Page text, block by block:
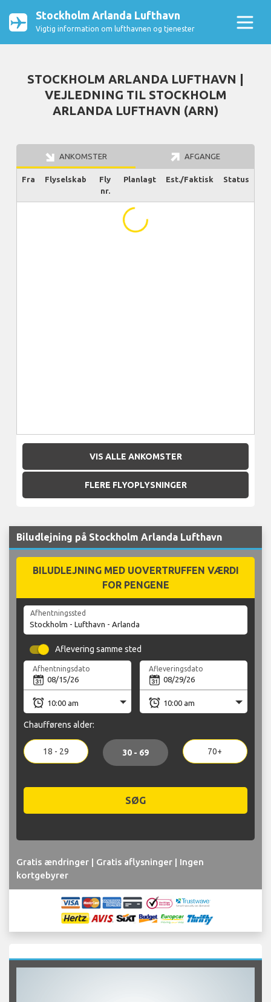
Stockholm Arlanda Lufthavn
Vigtig information om lufthavnen og tjenester
STOCKHOLM ARLANDA LUFTHAVN |
VEJLEDNING TIL STOCKHOLM
ARLANDA LUFTHAVN (ARN)
ANKOMSTER AFGANGE
Fra Flyselskab
Fly
nr.
Planlagt Est./Faktisk Status
VIS ALLE ANKOMSTER
FLERE FLYOPLYSNINGER
Biludlejning på Stockholm Arlanda Lufthavn
BILUDLEJNING MED UOVERTRUFFEN VÆRDI
FOR PENGENE
Afhentningssted
Aflevering samme sted
Afhentningsdato Afleveringsdato
Chaufførens alder:
18 - 29 30 - 69 70+
SØG
Gratis ændringer | Gratis aflysninger | Ingen
kortgebyrer